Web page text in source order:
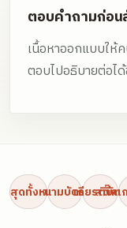
ตอบคำถามก่อ
เนื้อหาออกแบบให้
ตอบไปอธิบายต่อไ
าสุดทั้งหมดนามบัตรเกียรติบัตร
สติ๊กเ